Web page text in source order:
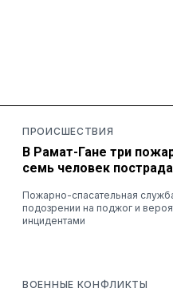
ПРОИСШЕСТВИЯ
В Рамат-Гане три
семь человек
Пожарно-спасательная
подозрении на поджог и
инцидентами
ВОЕННЫЕ КОНФЛИКТЫ